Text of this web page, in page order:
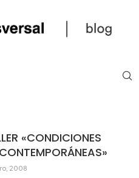
«CONDICIONES
2008